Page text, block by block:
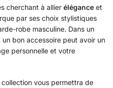
cherchant à allier élégance et
par ses choix stylistiques
robe masculine. Dans un
un bon accessoire peut avoir un
personnelle et votre
vous permettra de